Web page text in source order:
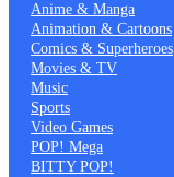
Anime & Manga
Animation & Cartoons
Comics & Superheroes
Movies & TV
Music
Sports
Video Games
POP! Mega
BITTY POP!